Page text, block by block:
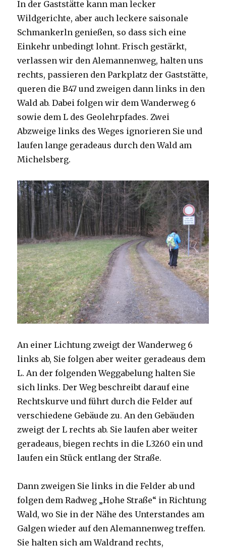
In der Gaststätte kann man lecker
Wildgerichte, aber auch leckere saisonale
Schmankerln genießen, so dass sich eine
Einkehr unbedingt lohnt. Frisch gestärkt,
verlassen wir den Alemannenweg, halten uns
rechts, passieren den Parkplatz der Gaststätte,
queren die B47 und zweigen dann links in den
Wald ab. Dabei folgen wir dem Wanderweg 6
sowie dem L des Geolehrpfades. Zwei
Abzweige links des Weges ignorieren Sie und
laufen lange geradeaus durch den Wald am
Michelsberg.
An einer Lichtung zweigt der Wanderweg 6
links ab, Sie folgen aber weiter geradeaus dem
L. An der folgenden Weggabelung halten Sie
sich links. Der Weg beschreibt darauf eine
Rechtskurve und führt durch die Felder auf
verschiedene Gebäude zu. An den Gebäuden
zweigt der L rechts ab. Sie laufen aber weiter
geradeaus, biegen rechts in die L3260 ein und
laufen ein Stück entlang der Straße.
Dann zweigen Sie links in die Felder ab und
folgen dem Radweg „Hohe Straße“ in Richtung
Wald, wo Sie in der Nähe des Unterstandes am
Galgen wieder auf den Alemannenweg treffen.
Sie halten sich am Waldrand rechts,